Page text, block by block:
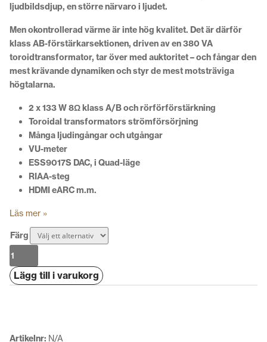
ljudbildsdjup, en större närvaro i ljudet.
Men okontrollerad värme är inte hög kvalitet. Det är därför
klass AB-förstärkarsektionen, driven av en 380 VA
toroidtransformator, tar över med auktoritet – och fångar den
mest krävande dynamiken och styr de mest motsträviga
högtalarna.
2 x 133 W 8Ω klass A/B och rörförförstärkning
Toroidal transformators strömförsörjning
Många ljudingångar och utgångar
VU-meter
ESS9017S DAC, i Quad-läge
RIAA-steg
HDMI eARC m.m.
Läs mer »
Färg
Advance
Paris
A-Lägg till i varukorg
Artikelnr: N/A